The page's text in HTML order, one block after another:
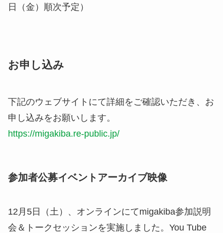
日（金）順次予定）
お申し込み
下記のウェブサイトにて詳細をご確認いただき、お
申し込みをお願いします。
https://migakiba.re-public.jp/
参加者公募イベントアーカイブ映像
12月5日（土）、オンラインにてmigakiba参加説明
会＆トークセッションを実施しました。You Tube